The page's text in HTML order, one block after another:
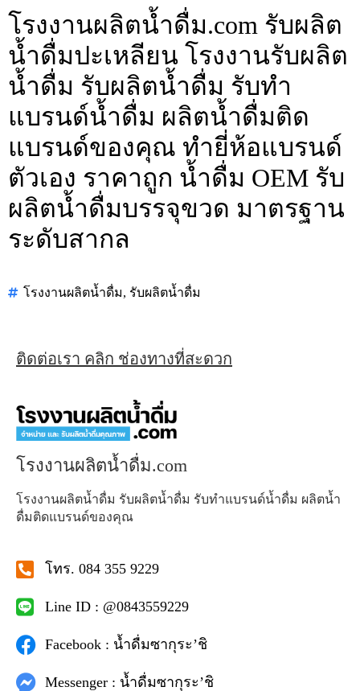
โรงงานผลิตน้ำดื่ม.com รับผลิต
น้ำดื่มปะเหลียน โรงงานรับผลิต
น้ำดื่ม รับผลิตน้ำดื่ม รับทำ
แบรนด์น้ำดื่ม ผลิตน้ำดื่มติด
แบรนด์ของคุณ ทำยี่ห้อแบรนด์
ตัวเอง ราคาถูก น้ำดื่ม OEM รับ
ผลิตน้ำดื่มบรรจุขวด มาตรฐาน
ระดับสากล
โรงงานผลิตน้ำดื่ม, รับผลิตน้ำดื่ม
ติดต่อเรา คลิก ช่องทางที่สะดวก
โรงงานผลิตน้ำดื่ม.com
โรงงานผลิตน้ำดื่ม รับผลิตน้ำดื่ม รับทำแบรนด์น้ำดื่ม ผลิตน้ำ
ดื่มติดแบรนด์ของคุณ
โทร. 084 355 9229
Line ID : @0843559229
Facebook : น้ำดื่มซากุระ’ชิ
Messenger : น้ำดื่มซากุระ’ชิ